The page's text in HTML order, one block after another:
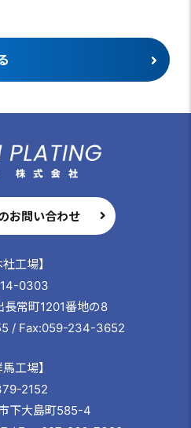
お問い合わせ
社工場】
0303
長常町1201番地の8
/ Fax:059-234-3652
馬工場】
2152
下大島町585-4